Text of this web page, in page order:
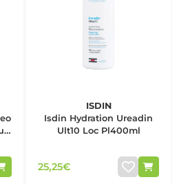
ISDIN
Isdin Hydration Ureadin
Ult10 Loc Pl400ml
25,25€